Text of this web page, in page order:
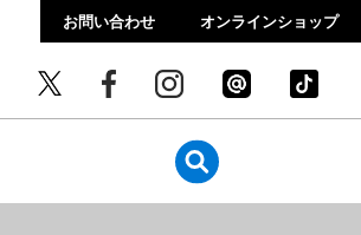
お問い合わせ オンラインショップ